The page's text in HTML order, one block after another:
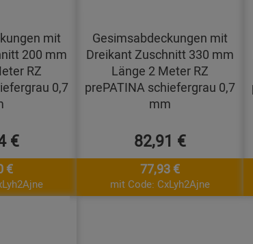
mit
200 mm
RZ
0,7
€
€
Gesimsabdeckungen mit
Dreikant Zuschnitt 330 mm
Länge 2 Meter RZ
prePATINA schiefergrau 0,7
mm
82,91 €
77,93 €
mit Code: CxLyh2Ajne